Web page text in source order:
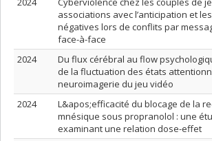
associations avec l’anticipation et
négatives lors de conflits par
face-à-face
2024
Du flux cérébral au flow
de la fluctuation des états
neuroimagerie du jeu vidéo
2024
L&apos;efficacité du blocage de la
mnésique sous propranolol : une
examinant une relation dose-effet